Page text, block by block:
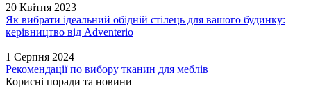
20 Квітня 2023
Як вибрати ідеальний обідній стілець для вашого будинку:
керівництво від Adventerio
1 Серпня 2024
Рекомендації по вибору тканин для меблів
Корисні поради та новини